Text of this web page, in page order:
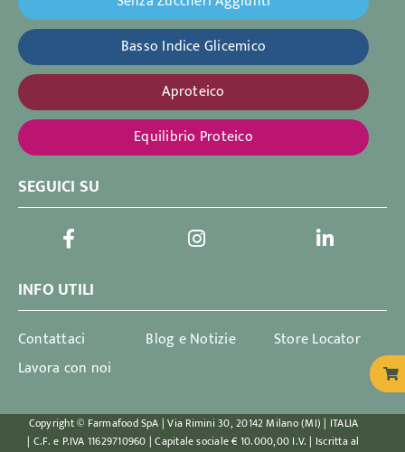
Basso Indice Glicemico
Aproteico
Equilibrio Proteico
SEGUICI SU
INFO UTILI
Contattaci Blog e Notizie
Store Locator
Lavora con noi
Copyright © Farmafood SpA | Via Rimini 30, 20142 Milano (MI) | ITALIA
| C.F. e P.IVA 11629710960 | Capitale sociale € 10.000,00 I.V. | Iscritta al